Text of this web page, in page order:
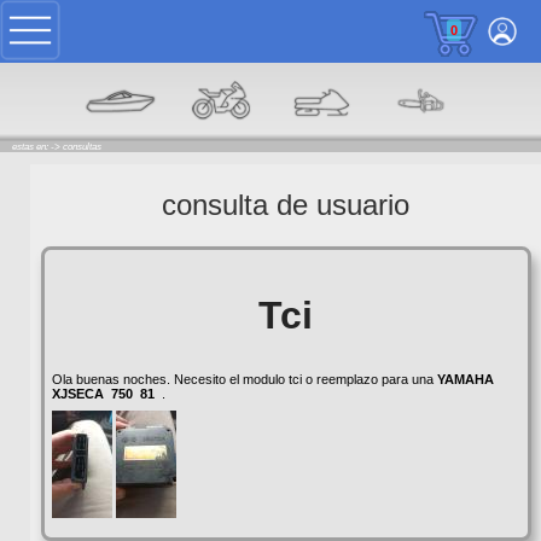
0
estas en: -> consultas
consulta de usuario
Tci
Ola buenas noches. Necesito el modulo tci o reemplazo para una YAMAHA
XJSECA 750 81.